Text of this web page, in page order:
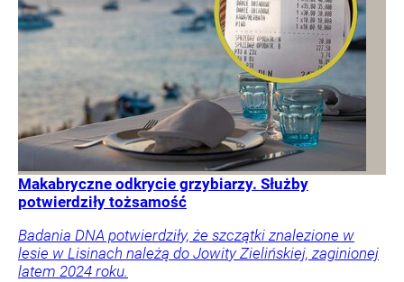
Makabryczne odkrycie grzybiarzy. Służby
potwierdziły tożsamość
Badania DNA potwierdziły, że szczątki znalezione w
lesie w Lisinach należą do Jowity Zielińskiej, zaginionej
latem 2024 roku.